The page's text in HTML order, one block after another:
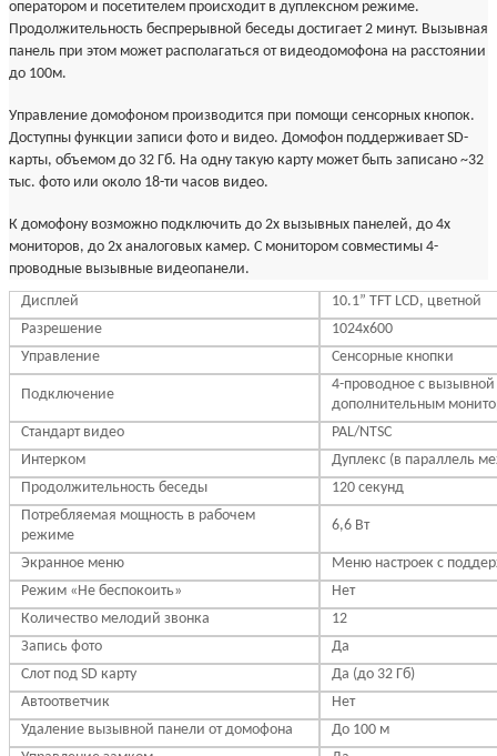
оператором и посетителем происходит в дуплексном режиме.
Продолжительность беспрерывной беседы достигает 2 минут. Вызывная
панель при этом может располагаться от видеодомофона на расстоянии
до 100м.
Управление домофоном производится при помощи сенсорных кнопок.
Доступны функции записи фото и видео. Домофон поддерживает SD-
карты, объемом до 32 Гб. На одну такую карту может быть записано ~32
тыс. фото или около 18-ти часов видео.
К домофону возможно подключить до 2х вызывных панелей, до 4х
мониторов, до 2х аналоговых камер. С монитором совместимы 4-
проводные вызывные видеопанели.
Дисплей
10.1” TFT LCD, цветной
Разрешение
1024x600
Управление
Сенсорные кнопки
Подключение
4-проводное с
дополнительным
Стандарт видео
PAL/NTSC
Интерком
Дуплекс (в параллель
Продолжительность беседы
120 секунд
Потребляемая мощность в рабочем
режиме
6,6 Вт
Экранное меню
Меню настроек с
Режим «Не беспокоить»
Нет
Количество мелодий звонка
12
Запись фото
Да
Слот под SD карту
Да (до 32 Гб)
Автоответчик
Нет
Удаление вызывной панели от домофона
До 100 м